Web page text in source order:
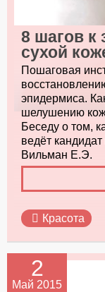
8 шагов к
сухой
Пошаговая
эпидермиса.
шелушению
Беседу о том,
ведёт
Вильман Е.Э.
Красота
2
Май 2015